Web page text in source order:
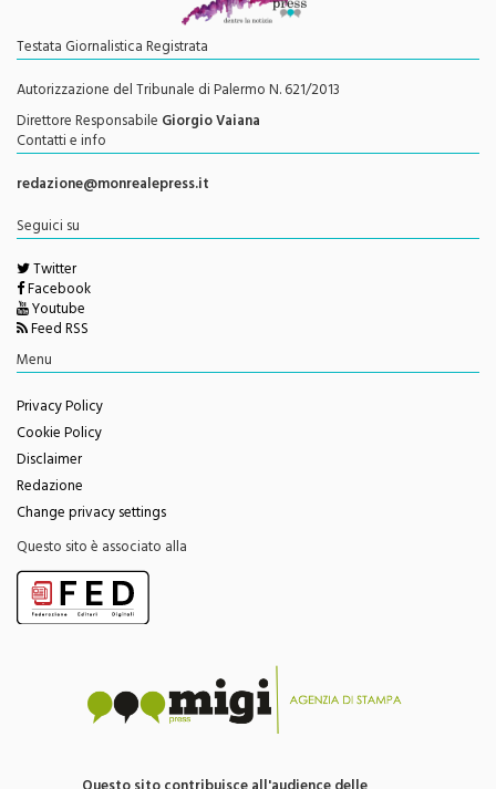
Testata Giornalistica Registrata
Autorizzazione del Tribunale di Palermo N. 621/2013
Direttore ResponsabileGiorgio Vaiana
Contatti e info
redazione@monrealepress.it
Seguici su
Twitter
Facebook
Youtube
Feed RSS
Privacy Policy
Cookie Policy
Disclaimer
Redazione
Change privacy settings
Questo sito è associato alla